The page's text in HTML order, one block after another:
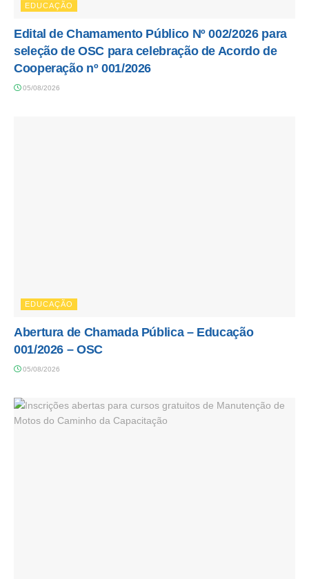
EDUCAÇÃO
Edital de Chamamento Público Nº 002/2026 para
seleção de OSC para celebração de Acordo de
Cooperação nº 001/2026
05/08/2026
EDUCAÇÃO
Abertura de Chamada Pública – Educação
001/2026 – OSC
05/08/2026